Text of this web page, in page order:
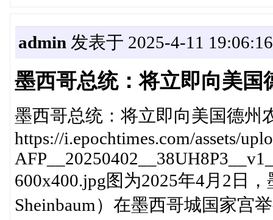
admin 发表于 2025-4-11 19:06:16
墨西哥总统：将立即向美国
墨西哥总统：将立即向美国德州
https://i.epochtimes.com/assets/
600x400.jpg图为2025年4月2日
Sheinbaum）在墨西哥城国家宫